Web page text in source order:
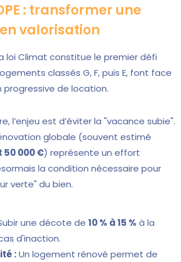
: transformer une
valorisation
loi Climat constitue le premier défi
classés G, F, puis E, font face
de location.
l’enjeu est d’éviter la "vacance subie".
globale (souvent estimé
50 000 €) représente un effort
la condition nécessaire pour
verte" du bien.
une décote de 10 % à 15 % à la
d'inaction.
:Un logement rénové permet de